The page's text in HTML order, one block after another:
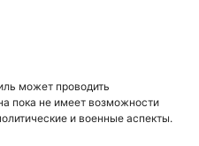
может проводить
пока не имеет возможности
и военные аспекты.